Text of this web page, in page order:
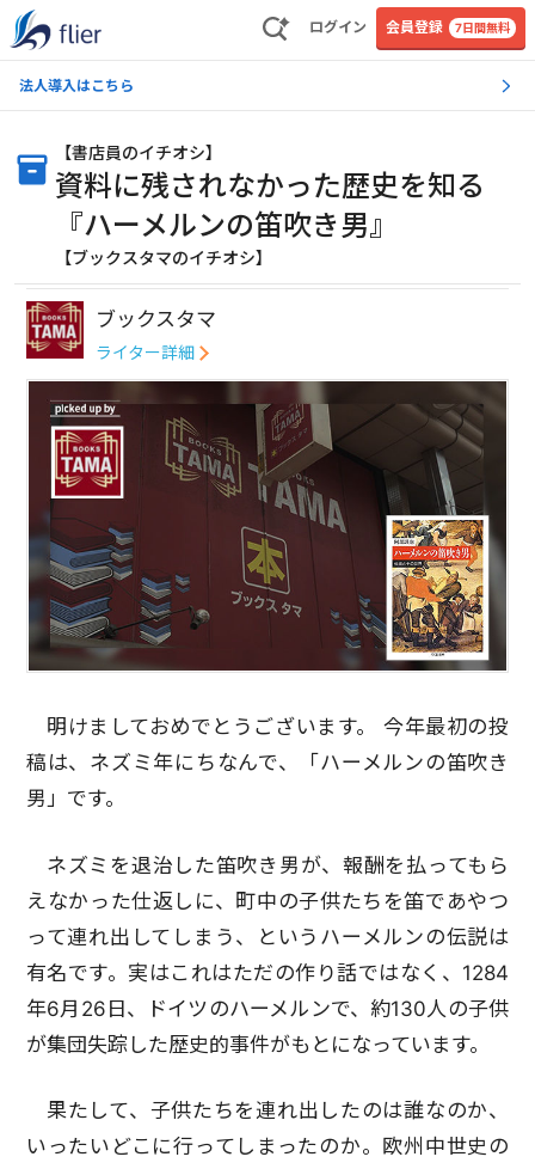
ログイン 会員登録 7日間無料
法人導入はこちら
【書店員のイチオシ】
資料に残されなかった歴史を知る
『ハーメルンの笛吹き男』
【ブックスタマのイチオシ】
ブックスタマ
ライター詳細
明けましておめでとうございます。 今年最初の投
稿は、ネズミ年にちなんで、「ハーメルンの笛吹き
男」です。
ネズミを退治した笛吹き男が、報酬を払ってもら
えなかった仕返しに、町中の子供たちを笛であやつ
って連れ出してしまう、というハーメルンの伝説は
有名です。実はこれはただの作り話ではなく、1284
年6月26日、ドイツのハーメルンで、約130人の子供
が集団失踪した歴史的事件がもとになっています。
果たして、子供たちを連れ出したのは誰なのか、
いったいどこに行ってしまったのか。欧州中世史の